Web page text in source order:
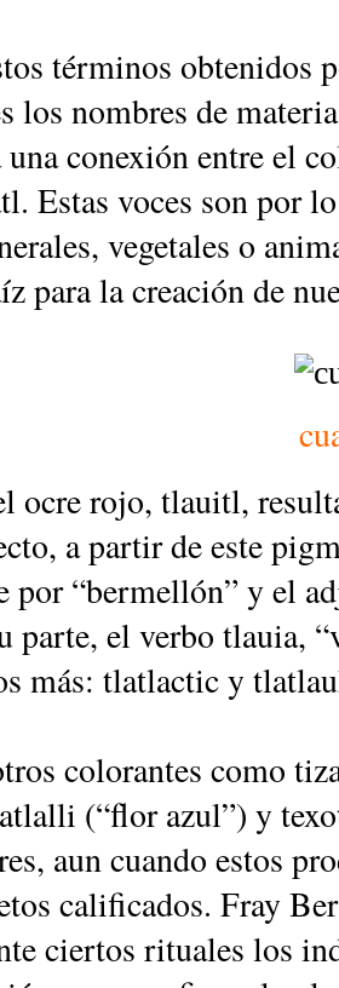
tér­mi­nos ob­te­ni­dos
los nom­bres de
co­ne­xión en­tre el
Es­tas vo­ces son por
ve­ge­ta­les o
pa­ra la crea­ción de
ocre ro­jo, tlauitl,
a par­tir de es­te
por “ber­me­llón” y el
par­te, el ver­bo tlauia,
más: tla­tlac­tic y
co­lo­ran­tes co­mo
(“flor azul”) y
aun cuan­do es­tos
ca­li­fi­ca­dos. Fray
cier­tos ri­tua­les los